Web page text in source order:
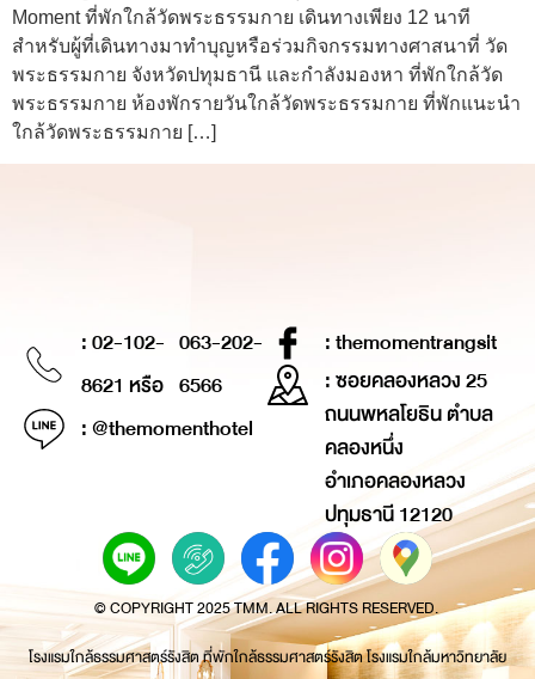
Moment ที่พักใกล้วัดพระธรรมกาย เดินทางเพียง 12 นาที
สำหรับผู้ที่เดินทางมาทำบุญหรือร่วมกิจกรรมทางศาสนาที่ วัด
พระธรรมกาย จังหวัดปทุมธานี และกำลังมองหา ที่พักใกล้วัด
พระธรรมกาย ห้องพักรายวันใกล้วัดพระธรรมกาย ที่พักแนะนำ
ใกล้วัดพระธรรมกาย […]
: 02-102-
8621 หรือ
063-202-
6566
: @themomenthotel
: themomentrangsit
: ซอยคลองหลวง 25
ถนนพหลโยธิน ตำบล
คลองหนึ่ง
อำเภอคลองหลวง
ปทุมธานี 12120
© COPYRIGHT 2025 TMM. ALL RIGHTS RESERVED.
โรงแรมใกล้ธรรมศาสตร์รังสิต ที่พักใกล้ธรรมศาสตร์รังสิต โรงแรมใกล้มหาวิทยาลัย